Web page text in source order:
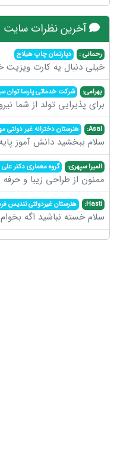
آخرین نظرات سایت
رحمانی : دپارتمان چاپ هیلاج
خیلی دنبال یه کارت
بهرامی: شرکت خدماتی پارسا توان
برای پذیرایی تولد از شما
Asal: هنرستان دخترانه غیر دولتی
سلام ببخشید دانش آموز
المیرا سپهری: گروه معماری دکتر
ممنون از طراحی زیبا و
Hasti: هنرستان غیردولتی تندیس
سلام خسته نباشید اگه